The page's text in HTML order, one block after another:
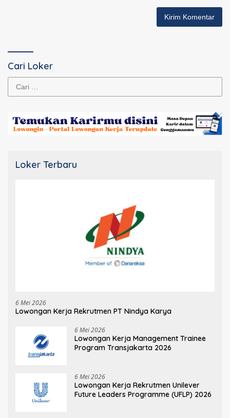
Cari Loker
Loker Terbaru
6 Mei 2026
Lowongan Kerja Rekrutmen PT Nindya Karya
6 Mei 2026
Lowongan Kerja Management Trainee
Program Transjakarta 2026
6 Mei 2026
Lowongan Kerja Rekrutmen Unilever
Future Leaders Programme (UFLP) 2026